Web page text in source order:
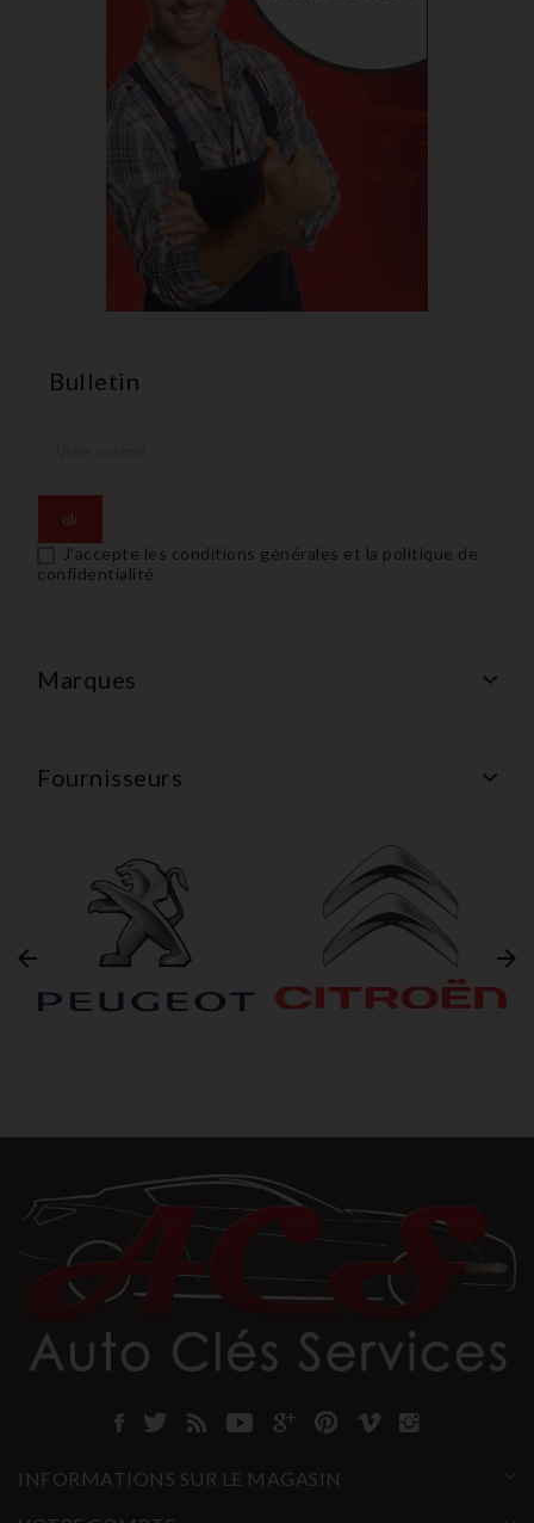
Bulletin
J'accepte les conditions générales et la politique de
confidentialité
Marques
Fournisseurs
INFORMATIONS SUR LE MAGASIN